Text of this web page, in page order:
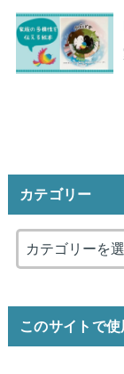
カテゴリー
このサイトで